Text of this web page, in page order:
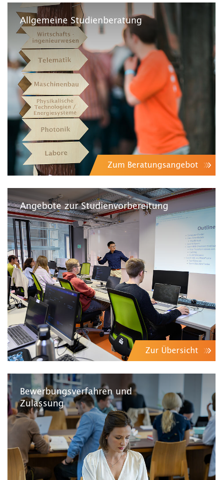
Allgemeine Studienberatung
Zum Beratungsangebot
Angebote zur Studienvorbereitung
Zur Übersicht
Bewerbungsverfahren und
Zulassung